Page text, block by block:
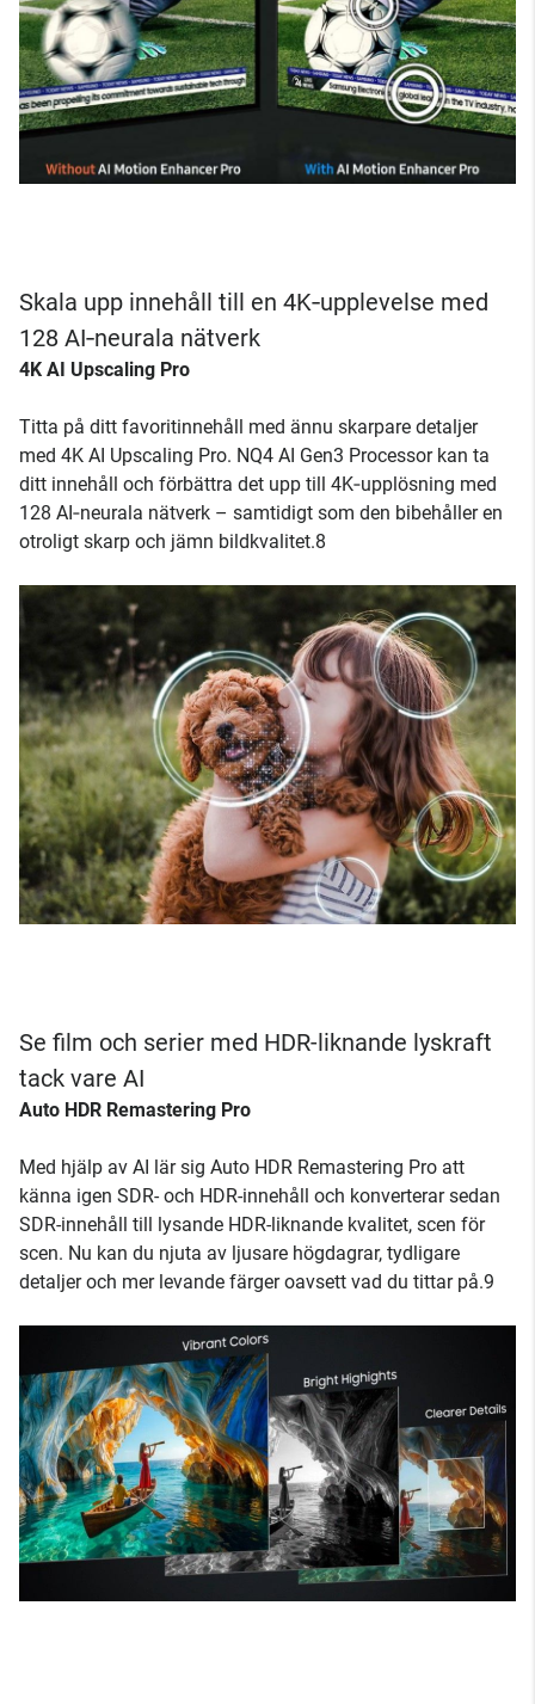
Skala upp innehåll till en 4K‑upplevelse med
128 AI‑neurala nätverk
4K AI Upscaling Pro
Titta på ditt favoritinnehåll med ännu skarpare detaljer
med 4K AI Upscaling Pro. NQ4 AI Gen3 Processor kan ta
ditt innehåll och förbättra det upp till 4K‑upplösning med
128 AI‑neurala nätverk – samtidigt som den bibehåller en
otroligt skarp och jämn bildkvalitet.8
Se film och serier med HDR-liknande lyskraft
tack vare AI
Auto HDR Remastering Pro
Med hjälp av AI lär sig Auto HDR Remastering Pro att
känna igen SDR- och HDR-innehåll och konverterar sedan
SDR-innehåll till lysande HDR-liknande kvalitet, scen för
scen. Nu kan du njuta av ljusare högdagrar, tydligare
detaljer och mer levande färger oavsett vad du tittar på.9